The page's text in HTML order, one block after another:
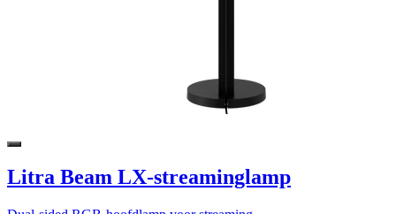
Litra Beam LX-streaminglamp